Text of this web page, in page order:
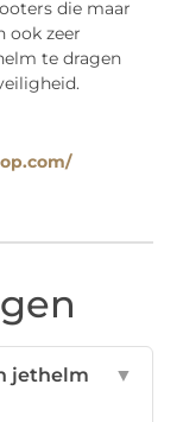
die maar
ook zeer
te dragen
jethelm
▼